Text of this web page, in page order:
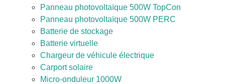
Panneau photovoltaïque 500W TopCon
Panneau photovoltaïque 500W PERC
Batterie de stockage
Batterie virtuelle
Chargeur de véhicule électrique
Carport solaire
Micro-onduleur 1000W